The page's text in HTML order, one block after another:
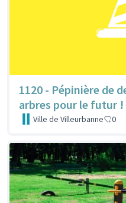
1120 - Pépinière de
arbres pour le futur !
Ville de Villeurbanne 0